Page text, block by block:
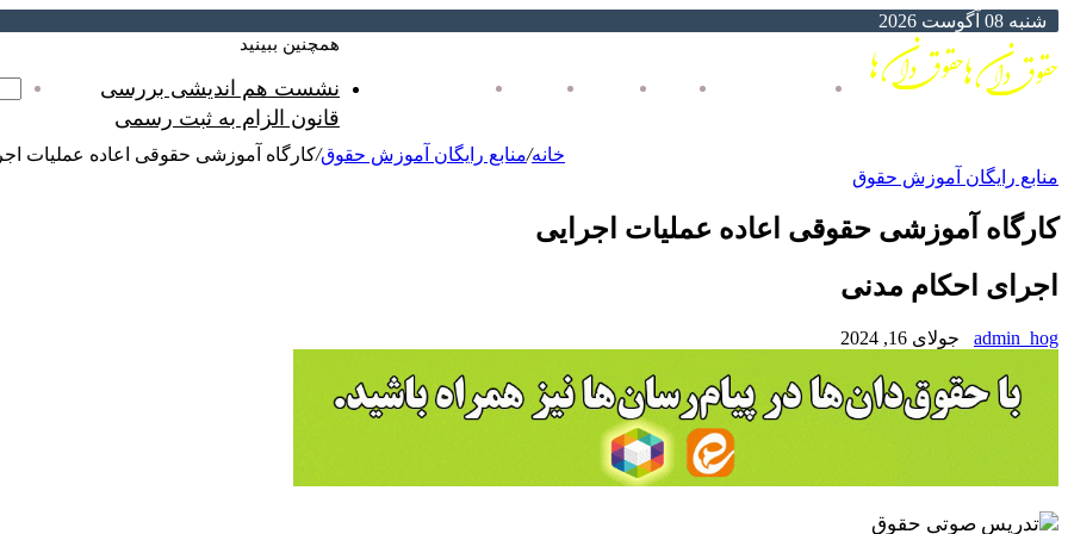
شنبه 08 آگوست 2026
خانه حقوق دان ها پرداخت سبد خرید فروشگاه حساب کاربری من
خانه/منابع رایگان آموزش حقوق/کارگاه آموزشی حقوقی اعاده عملیات
منابع رایگان آموزش حقوق
کارگاه آموزشی حقوقی اعاده عملیات اجرایی
اجرای احکام مدنی
admin_hog جولای 16, 2024
همچنین ببینید
نشست هم اندیشی بررسی
قانون الزام به ثبت رسمی